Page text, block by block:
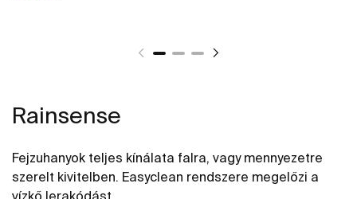
Rainsense
Fejzuhanyok teljes kínálata falra, vagy mennyezetre
szerelt kivitelben. Easyclean rendszere megelőzi a
vízkő lerakódást.